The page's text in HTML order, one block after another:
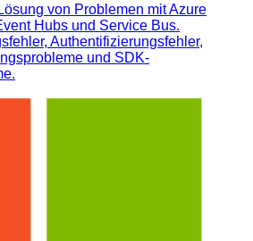
von Problemen mit Azure
Hubs und Service Bus.
Authentifizierungsfehler,
und SDK-